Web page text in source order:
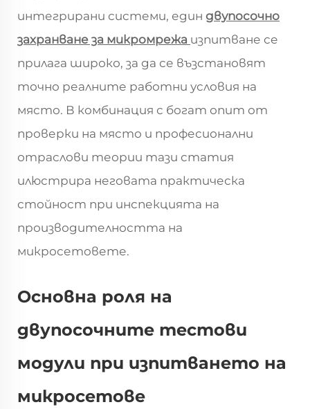
интегрирани системи, един двупосочно
захранване за микромрежа изпитване се
прилага широко, за да се възстановят
точно реалните работни условия на
място. В комбинация с богат опит от
проверки на място и професионални
отраслови теории тази статия
илюстрира неговата практическа
стойност при инспекцията на
производителността на
микросетовете.
Основна роля на
двупосочните тестови
модули при изпитването на
микросетове